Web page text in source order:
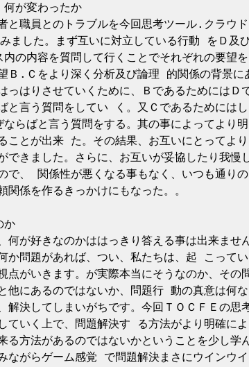
が変わったか
員とのトラブルを今回思考ツール.クラウド
ました。まず互いに対立している行動 をＤ及
の内容を質問して行くことでそれぞれの要望を
Ｂ.Ｃをより深く分析及び論理 的関係の背景に
っはりさせていくために、ＢであるためにはＤ
と言う質問をしてい く。又Ｃであるためにはし
らばと言う質問をする。其の事によってより明
ことが出来 た。その結果、お互いにとってより
できました。さらに、お互いが妥協したり我慢
で、 関係性が悪くなる事もなく、いつも通りの
係を作るきっかけにもなった。。
か
が好きなのかははっきり答える事は出来ませ
か問題があれば、つい、私たちは、起 こってい
点がいきます。が実際本当にそうなのか、その
他にあるのではないか、問題行 動の真意は何な
解決してしまいがちです。今回ＴＯＣＦＥの思
ていく上で、問題解決す る方法がより明確によ
る方法があるのではないかということを少し学
ながらゲーム感覚 で問題解決まさにウインウイ